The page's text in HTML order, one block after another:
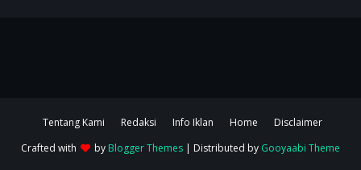
Tentang Kami Redaksi Info Iklan Home
Disclaimer
Crafted with
by Blogger Themes | Distributed by Gooyaabi Theme